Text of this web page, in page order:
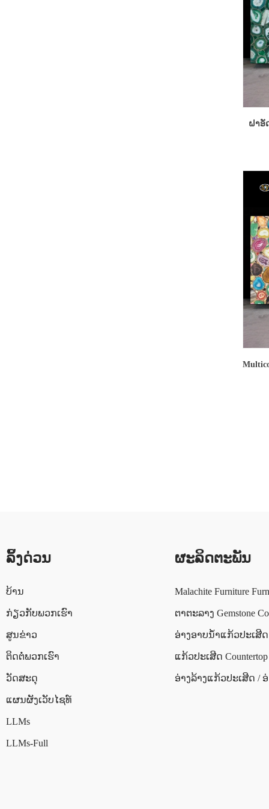
ຝາອັ
ລິ້ງດ່ວນ
ບ້ານ
ກ່ຽວ​ກັບ​ພວກ​ເຮົາ
ສູນຂ່າວ
ຕິດ​ຕໍ່​ພວກ​ເຮົາ
ວັດສະດຸ
ແຜນຜັງເວັບໄຊທ໌
LLMs
LLMs-Full
ຜະລິດຕະພັນ
Malachite Furniture
ຕາຕະລາງ Gemstone
ອ່າງອາບນໍ້າແກ້ວປະເສີດ
ແກ້ວປະເສີດ Countertop
ອ່າງລ້າງແກ້ວປະເສີດ /